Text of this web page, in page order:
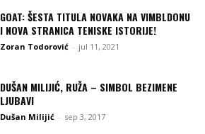
GOAT: ŠESTA TITULA NOVAKA NA VIMBLDONU
I NOVA STRANICA TENISKE ISTORIJE!
Zoran Todorović - jul 11, 2021
DUŠAN MILIJIĆ, RUŽA – SIMBOL BEZIMENE
LJUBAVI
Dušan Milijić - sep 3, 2017